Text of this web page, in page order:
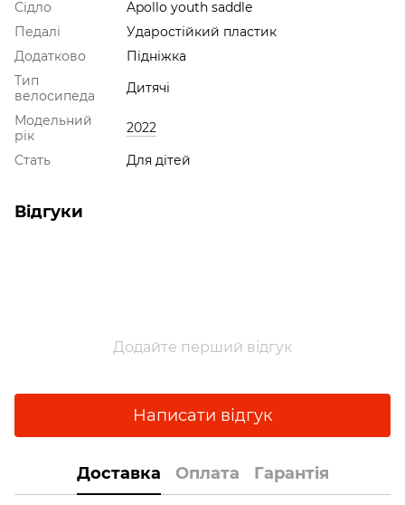
Сідло
Apollo youth saddle
Педалі
Ударостійкий пластик
Додатково
Підніжка
Тип
велосипеда
Дитячі
Модельний
рік
2022
Стать
Для дітей
Відгуки
Додайте перший відгук
Написати відгук
Доставка Оплата Гарантія